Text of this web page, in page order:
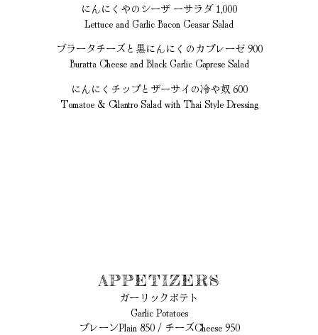
にんにくやのシーザ ーサラダ 1,000
Lettuce and Garlic Bacon Ceasar Salad
ブラータチーズと黒にんにくのカプレーゼ 900
Buratta Cheese and Black Garlic Caprese Salad
にんにくチップとザーサイの冷や奴 600
Tomatoe & Cilantro Salad with Thai Style Dressing
APPETIZERS
ガーリックポテト
Garlic Potatoes
プレーンPlain 850 / チーズCheese 950